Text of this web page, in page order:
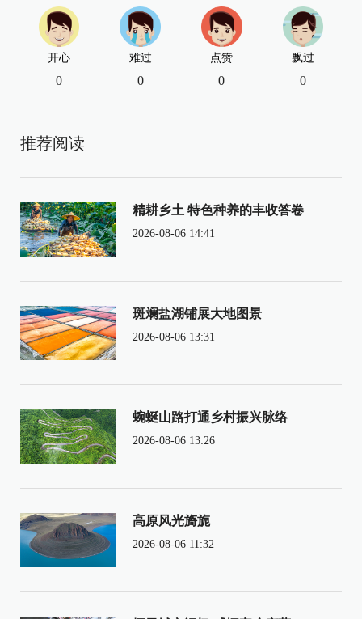
开心
0
难过
0
点赞
0
飘过
0
推荐阅读
精耕乡土 特色种养的丰收答卷
2026-08-06 14:41
斑斓盐湖铺展大地图景
2026-08-06 13:31
蜿蜒山路打通乡村振兴脉络
2026-08-06 13:26
高原风光旖旎
2026-08-06 11:32